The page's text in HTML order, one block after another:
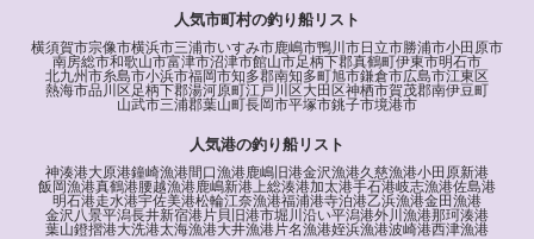
人気市町村の釣り船リスト
横須賀市宗像市横浜市三浦市いすみ市鹿嶋市鴨川市日立市勝浦市小田原市
南房総市和歌山市富津市沼津市館山市足柄下郡真鶴町伊東市明石市
北九州市糸島市小浜市福岡市知多郡南知多町旭市鎌倉市広島市江東区
熱海市品川区足柄下郡湯河原町江戸川区大田区神栖市賀茂郡南伊豆町
山武市三浦郡葉山町長岡市平塚市銚子市境港市
人気港の釣り船リスト
神湊港大原港鐘崎漁港間口漁港鹿嶋旧港金沢漁港久慈漁港小田原新港
飯岡漁港真鶴港腰越漁港鹿嶋新港上総湊港加太港手石港岐志漁港佐島港
明石港走水港宇佐美港松輪江奈漁港福浦港寺泊港乙浜漁港金田漁港
金沢八景平潟長井新宿港片貝旧港市堀川沿い平潟港外川漁港那珂湊港
葉山鐙摺港大洗港太海漁港大井漁港片名漁港姪浜漁港波崎港西津漁港